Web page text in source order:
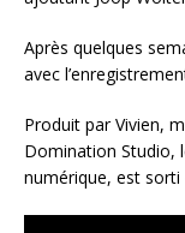
Après quelques
avec
Produit par Vivien,
Domination Studio,
numérique, est sorti